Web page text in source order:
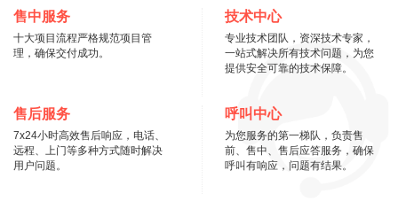
售中服务
十大项目流程严格规范项目管
理，确保交付成功。
技术中心
专业技术团队，资深技术专家，
一站式解决所有技术问题，为您
提供安全可靠的技术保障。
售后服务
7x24小时高效售后响应，电话、
远程、上门等多种方式随时解决
用户问题。
呼叫中心
为您服务的第一梯队，负责售
前、售中、售后应答服务，确保
呼叫有响应，问题有结果。